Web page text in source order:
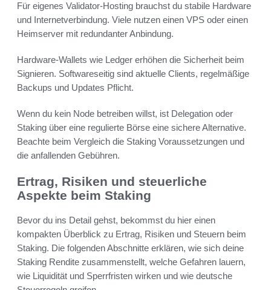
Für eigenes Validator-Hosting brauchst du stabile Hardware
und Internetverbindung. Viele nutzen einen VPS oder einen
Heimserver mit redundanter Anbindung.
Hardware-Wallets wie Ledger erhöhen die Sicherheit beim
Signieren. Softwareseitig sind aktuelle Clients, regelmäßige
Backups und Updates Pflicht.
Wenn du kein Node betreiben willst, ist Delegation oder
Staking über eine regulierte Börse eine sichere Alternative.
Beachte beim Vergleich die Staking Voraussetzungen und
die anfallenden Gebühren.
Ertrag, Risiken und steuerliche
Aspekte beim Staking
Bevor du ins Detail gehst, bekommst du hier einen
kompakten Überblick zu Ertrag, Risiken und Steuern beim
Staking. Die folgenden Abschnitte erklären, wie sich deine
Staking Rendite zusammenstellt, welche Gefahren lauern,
wie Liquidität und Sperrfristen wirken und wie deutsche